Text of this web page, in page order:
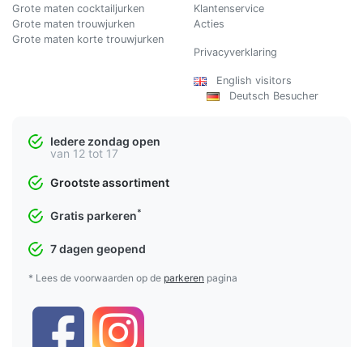
Grote maten cocktailjurken
Grote maten trouwjurken
Grote maten korte trouwjurken
Klantenservice
Acties
Privacyverklaring
English visitors
Deutsch Besucher
Iedere zondag open
van 12 tot 17
Grootste assortiment
Gratis parkeren*
7 dagen geopend
* Lees de voorwaarden op de parkeren pagina